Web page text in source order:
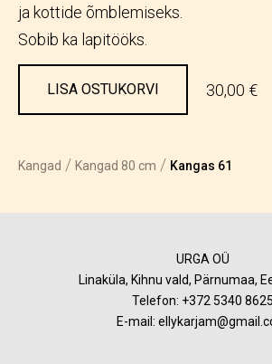
ja kottide õmblemiseks.
Sobib ka lapitööks.
LISA OSTUKORVI 30,00 €
Kangad / Kangad 80 cm / Kangas 61
URGA OÜ
Linaküla, Kihnu vald, Pärnumaa,
Telefon: +372 5340 8625
E-mail: